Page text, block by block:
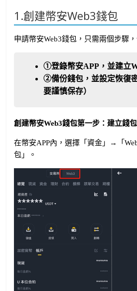
1.創建幣安Web3錢包
申請幣安Web3錢包，只需兩個步驟
①登錄幣安APP，並建立
②備份錢包，並設定恢復
要謹慎保存）
創建幣安Web3錢包第一步：建立錢包
在幣安APP內，選擇「資金」→「
包」。